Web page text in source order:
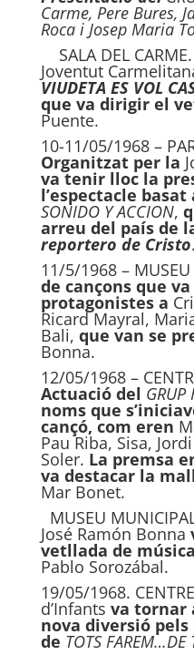
Carme, Pere Bures,
Roca i Josep Maria
SALA DEL CARME.
Joventut
VIUDETA ES VOL
que va dirigir el
Puente.
10-11/05/1968 –
Organitzat per la
va tenir lloc la
l’espectacle
SONIDO Y ACCION,
arreu del país de
reportero de Cristo.
11/5/1968 –
de cançons que
protagonistes a
Ricard Mayral,
Bali, que van se pr
Bonna.
12/05/1968 –
Actuació del GRUP
noms que
cançó, com eren
Pau Riba, Sisa,
Soler. La premsa
va destacar la
Mar Bonet.
MUSEU
José Ramón Bonna
vetllada de
Pablo Sorozábal.
19/05/1968.
d’Infants va tornar
nova diversió
de TOTS FAREM…DE